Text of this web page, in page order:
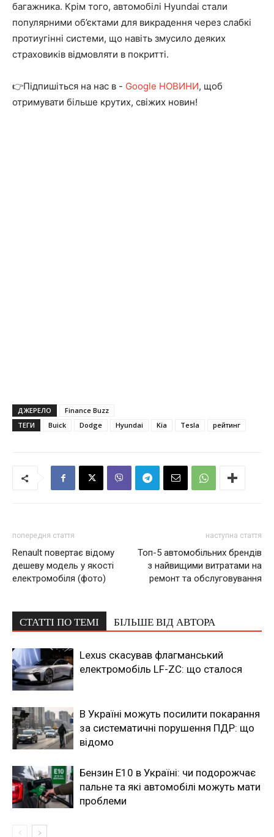
багажника. Крім того, автомобілі Hyundai стали
популярними об’єктами для викрадення через слабкі
протиугінні системи, що навіть змусило деяких
страховиків відмовляти в покритті.
👉Підпишіться на нас в - Google НОВИНИ, щоб
отримувати більше крутих, свіжих новин!
ДЖЕРЕЛО
Finance Buzz
ТЕГИ
Buick Dodge Hyundai Kia Tesla рейтинг
попередня стаття
Renault повертає відому
дешеву модель у якості
електромобіля (фото)
наступна стаття
Топ-5 автомобільних брендів
з найвищими витратами на
ремонт та обслуговування
СТАТТІ ПО ТЕМІ БІЛЬШЕ ВІД АВТОРА
Lexus скасував флагманський
електромобіль LF-ZC: що сталося
В Україні можуть посилити покарання
за систематичні порушення ПДР: що
відомо
Бензин Е10 в Україні: чи подорожчає
пальне та які автомобілі можуть мати
проблеми